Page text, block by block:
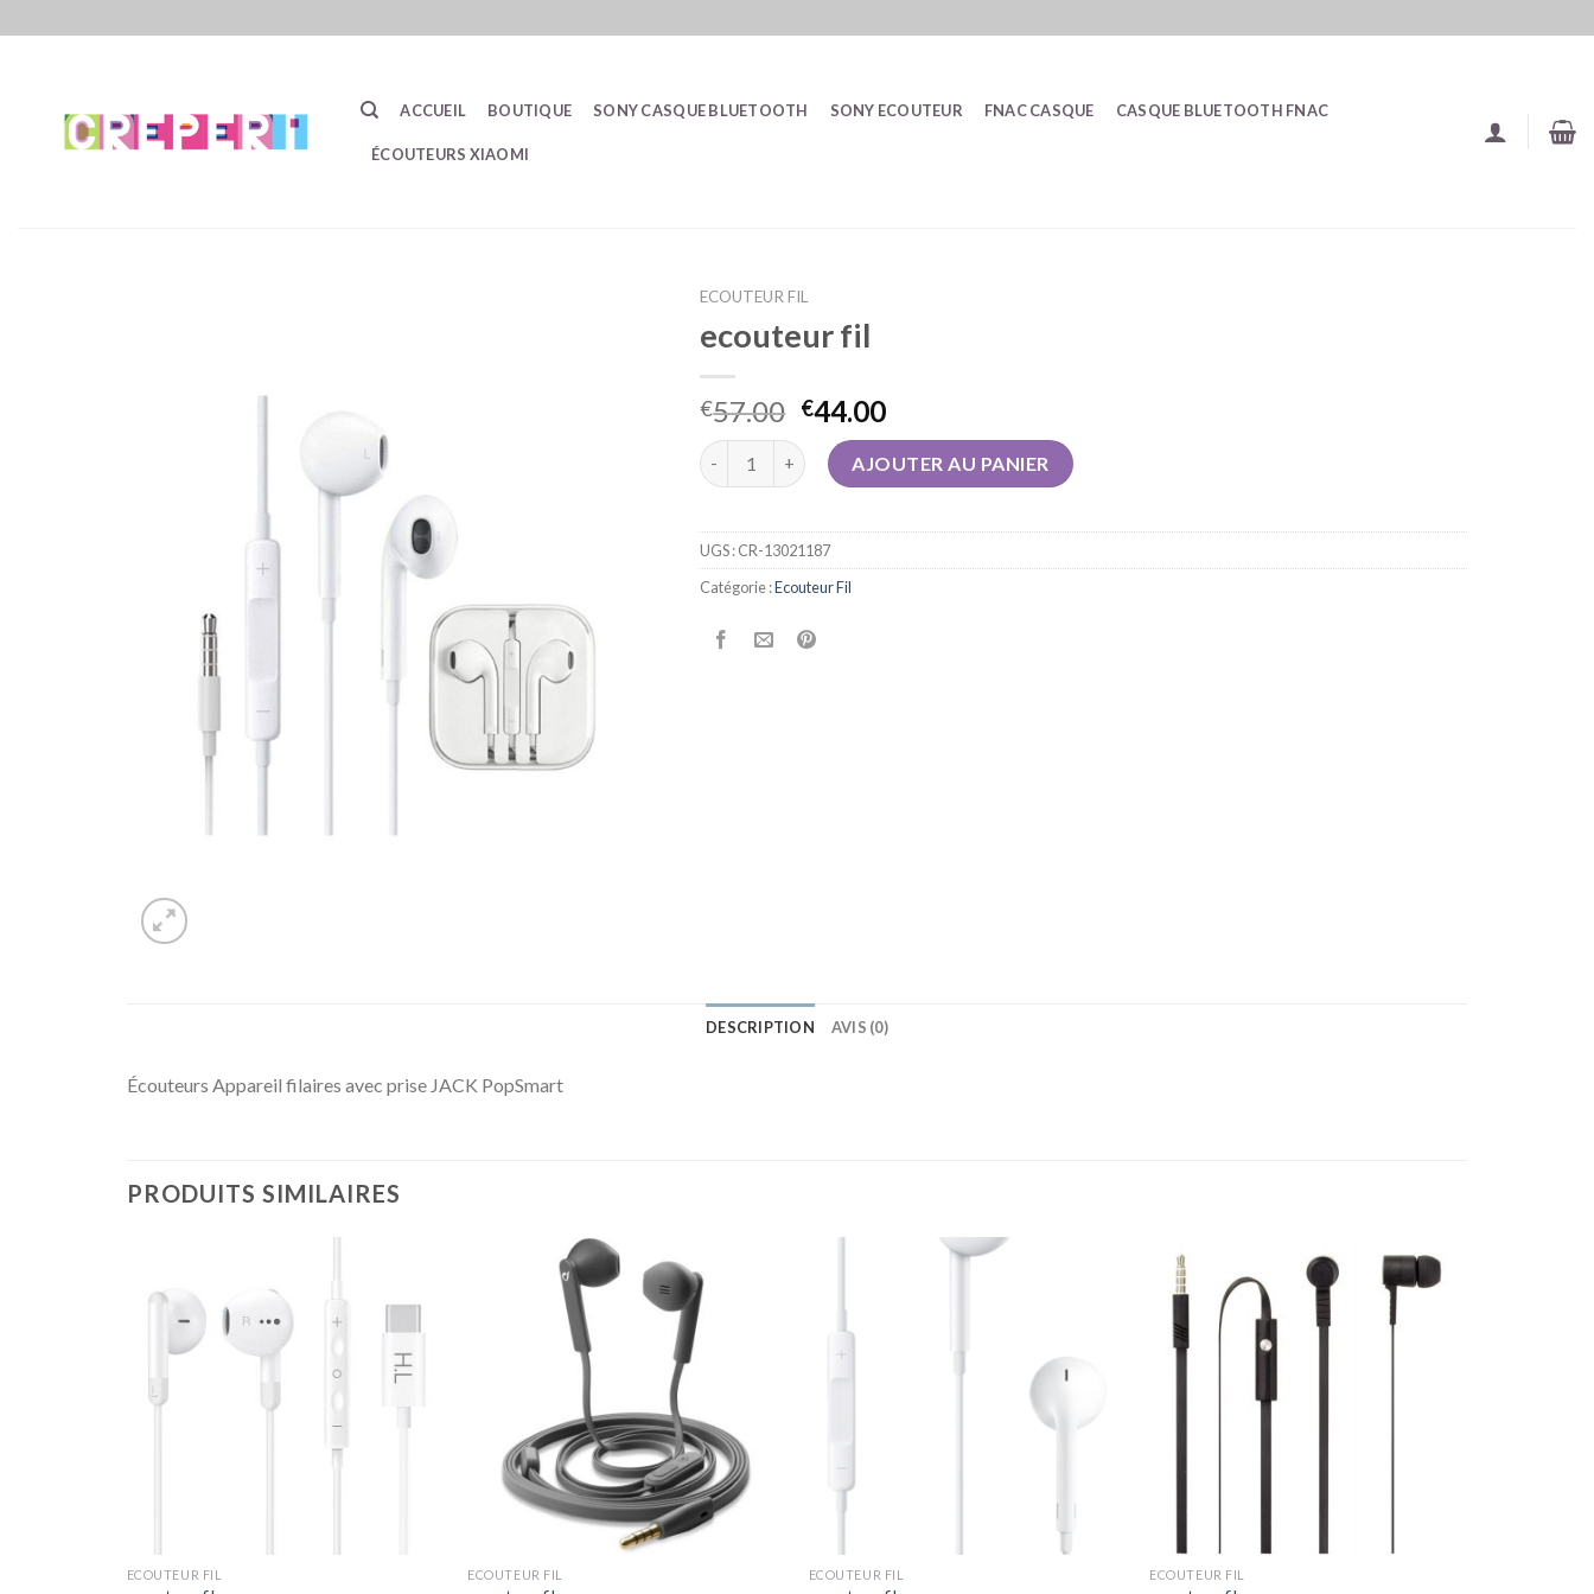
ACCUEIL BOUTIQUE SONY CASQUE BLUETOOTH SONY ECOUTEUR FNAC CASQUE CASQUE BLUETOOTH FNAC
ÉCOUTEURS XIAOMI
ECOUTEUR FIL
ecouteur fil
€57.00 €44.00
quantité de ecouteur filAJOUTER AU PANIER
UGS :CR-13021187
Catégorie :Ecouteur Fil
DESCRIPTION AVIS (0)
Écouteurs Appareil filaires avec prise JACK PopSmart
PRODUITS SIMILAIRES
ECOUTEUR FIL ECOUTEUR FIL ECOUTEUR FIL ECOUTEUR FIL